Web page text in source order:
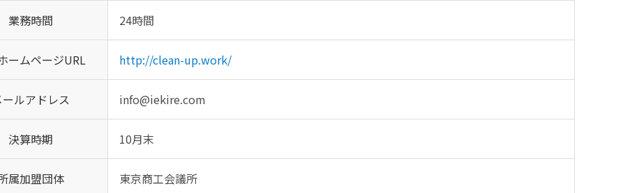
業務時間 24時間
ームページURL http://clean-up.work/
ルアドレス info@iekire.com
決算時期 10月末
属加盟団体 東京商工会議所